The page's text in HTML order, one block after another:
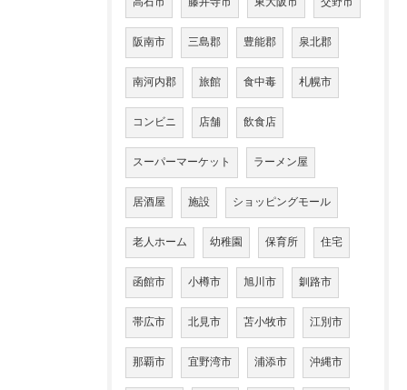
高石市 藤井寺市 東大阪市 交野市
阪南市 三島郡 豊能郡 泉北郡
南河内郡 旅館 食中毒 札幌市
コンビニ 店舗 飲食店
スーパーマーケット ラーメン屋
居酒屋 施設 ショッピングモール
老人ホーム 幼稚園 保育所 住宅
函館市 小樽市 旭川市 釧路市
帯広市 北見市 苫小牧市 江別市
那覇市 宜野湾市 浦添市 沖縄市